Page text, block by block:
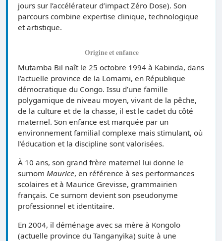
jours sur l’accélérateur d’impact Zéro Dose). Son
parcours combine expertise clinique, technologique
et artistique.
Origine et enfance
Mutamba Bil naît le 25 octobre 1994 à Kabinda, dans
l’actuelle province de la Lomami, en République
démocratique du Congo. Issu d’une famille
polygamique de niveau moyen, vivant de la pêche,
de la culture et de la chasse, il est le cadet du côté
maternel. Son enfance est marquée par un
environnement familial complexe mais stimulant, où
l’éducation et la discipline sont valorisées.
À 10 ans, son grand frère maternel lui donne le
surnom Maurice, en référence à ses performances
scolaires et à Maurice Grevisse, grammairien
français. Ce surnom devient son pseudonyme
professionnel et identitaire.
En 2004, il déménage avec sa mère à Kongolo
(actuelle province du Tanganyika) suite à une